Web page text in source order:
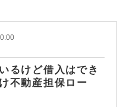
るけど借入はでき
不動産担保ロー